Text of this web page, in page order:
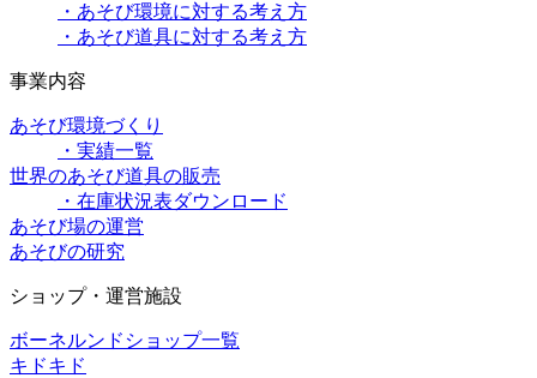
・あそび環境に対する考え方
・あそび道具に対する考え方
事業内容
あそび環境づくり
・実績一覧
世界のあそび道具の販売
・在庫状況表ダウンロード
あそび場の運営
あそびの研究
ショップ・運営施設
ボーネルンドショップ一覧
キドキド